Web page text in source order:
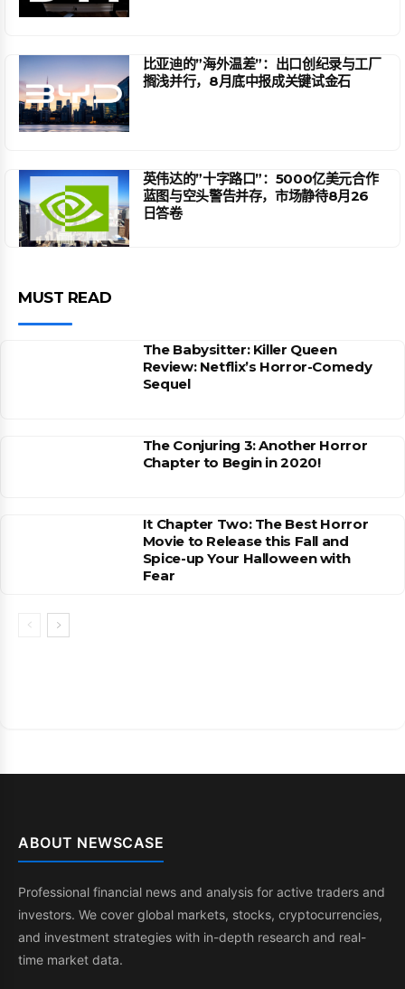
比亚迪的”海外温差”：出口创纪录与工厂
搁浅并行，8月底中报成关键试金石
英伟达的”十字路口”：5000亿美元合作
蓝图与空头警告并存，市场静待8月26
日答卷
MUST READ
The Babysitter: Killer Queen
Review: Netflix’s Horror-Comedy
Sequel
The Conjuring 3: Another Horror
Chapter to Begin in 2020!
It Chapter Two: The Best Horror
Movie to Release this Fall and
Spice-up Your Halloween with
Fear
ABOUT NEWSCASE
Professional financial news and analysis for active traders and
investors. We cover global markets, stocks, cryptocurrencies,
and investment strategies with in-depth research and real-
time market data.